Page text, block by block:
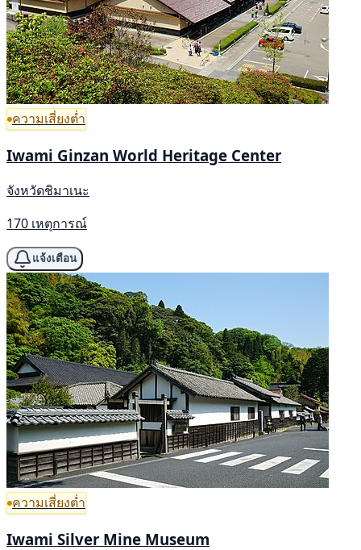
ความเสี่ยงต่ำ
Iwami Ginzan World Heritage Center
จังหวัดชิมาเนะ
170 เหตุการณ์
แจ้งเตือน
ความเสี่ยงต่ำ
Iwami Silver Mine Museum